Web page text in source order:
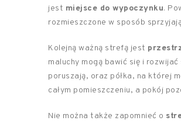
jest miejsce do wypoczynku.
rozmieszczone w sposób
Kolejną ważną strefą jest
maluchy mogą bawić się i
poruszają, oraz półka, na której
całym pomieszczeniu, a pokój
Nie można także zapomnieć o